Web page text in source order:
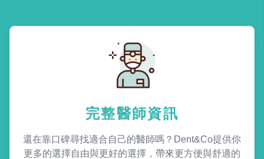
完整醫師資訊
還在靠口碑尋找適合自己的醫師嗎？Dent&Co提供你
更多的選擇自由與更好的選擇，帶來更方便與舒適的